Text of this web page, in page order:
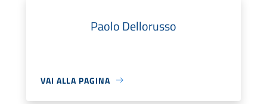
Paolo Dellorusso
VAI ALLA PAGINA